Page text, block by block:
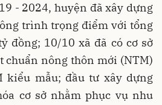
- 2024, huyện đã xây dựng
trình trọng điểm với tổng
đồng; 10/10 xã đã có cơ sở
chuẩn nông thôn mới (NTM)
kiểu mẫu; đầu tư xây dựng
cơ sở nhằm phục vụ nhu